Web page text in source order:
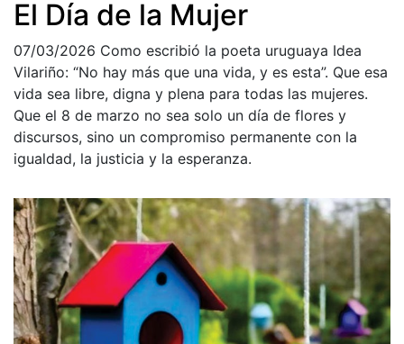
El Día de la Mujer
07/03/2026 Como escribió la poeta uruguaya Idea
Vilariño: “No hay más que una vida, y es esta”. Que esa
vida sea libre, digna y plena para todas las mujeres.
Que el 8 de marzo no sea solo un día de flores y
discursos, sino un compromiso permanente con la
igualdad, la justicia y la esperanza.